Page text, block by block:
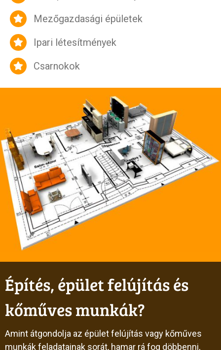
Mezőgazdasági épületek
Ipari létesítmények
Csarnokok
Építés, épület felújítás és
kőműves munkák?
Amint átgondolja az épület felújítás vagy kőműves
munkák feladatainak sorát, hamar rá fog döbbenni,